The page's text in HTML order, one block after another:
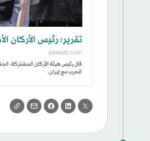
تقرير: رئيس
aawsat.com
قال رئيس هيئة الأركان المشتركة،
الحرب مع إيران.